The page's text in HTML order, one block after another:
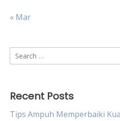
« Mar
Search
for:
Recent Posts
Tips Ampuh Memperbaiki